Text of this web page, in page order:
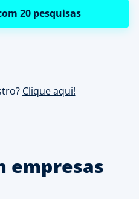
20 pesquisas
Clique aqui!
empresas